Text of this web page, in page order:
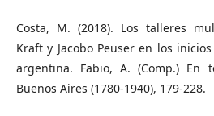
Costa, M. (2018). Los talleres
Kraft y Jacobo Peuser en los
argentina. Fabio, A. (Comp.)
Buenos Aires (1780-1940), 179-228.